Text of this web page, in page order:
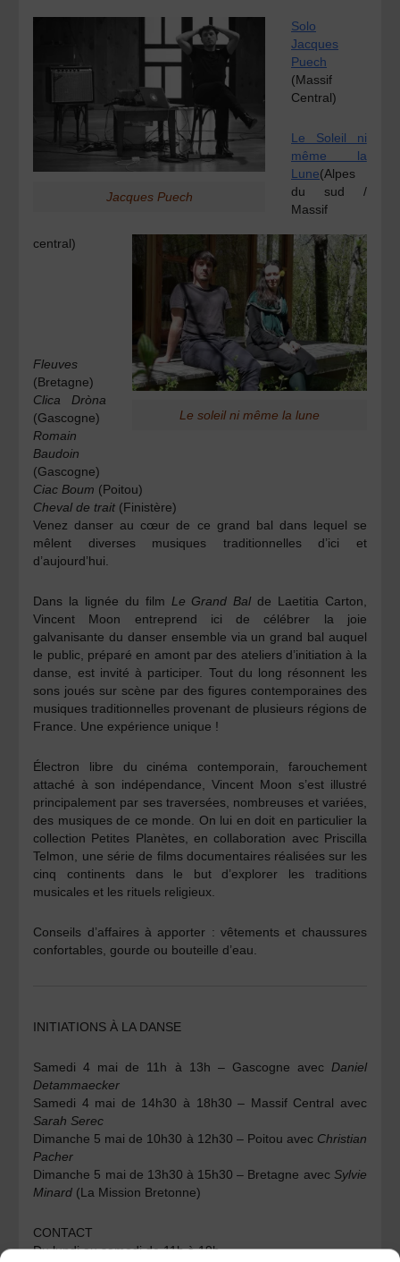
Jacques Puech
Solo
Jacques
Puech
(Massif
Central)
Le soleil ni même la lune
Le Soleil ni
même la
Lune(Alpes
du sud /
Massif
central)
Fleuves
(Bretagne)
Clica Dròna
(Gascogne)
Romain
Baudoin
(Gascogne)
Ciac Boum (Poitou)
Cheval de trait (Finistère)
Venez danser au cœur de ce grand bal dans lequel se
mêlent diverses musiques traditionnelles d’ici et
d’aujourd’hui.
Dans la lignée du film Le Grand Bal de Laetitia Carton,
Vincent Moon entreprend ici de célébrer la joie
galvanisante du danser ensemble via un grand bal auquel
le public, préparé en amont par des ateliers d’initiation à la
danse, est invité à participer. Tout du long résonnent les
sons joués sur scène par des figures contemporaines des
musiques traditionnelles provenant de plusieurs régions de
France. Une expérience unique !
Électron libre du cinéma contemporain, farouchement
attaché à son indépendance, Vincent Moon s’est illustré
principalement par ses traversées, nombreuses et variées,
des musiques de ce monde. On lui en doit en particulier la
collection Petites Planètes, en collaboration avec Priscilla
Telmon, une série de films documentaires réalisées sur les
cinq continents dans le but d’explorer les traditions
musicales et les rituels religieux.
Conseils d’affaires à apporter : vêtements et chaussures
confortables, gourde ou bouteille d’eau.
INITIATIONS À LA DANSE
Samedi 4 mai de 11h à 13h – Gascogne avec Daniel
Detammaecker
Samedi 4 mai de 14h30 à 18h30 – Massif Central avec
Sarah Serec
Dimanche 5 mai de 10h30 à 12h30 – Poitou avecChristian
Pacher
Dimanche 5 mai de 13h30 à 15h30 – Bretagne avec Sylvie
Minard (La Mission Bretonne)
CONTACT
Du lundi au samedi de 11h à 19h